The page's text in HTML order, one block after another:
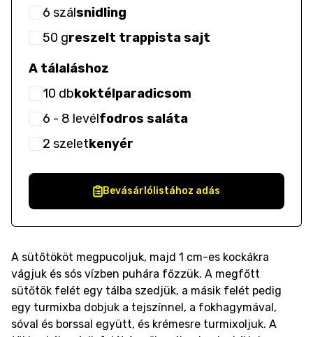
6 szálsnidling
50 greszelt trappista sajt
A tálaláshoz
10 dbkoktélparadicsom
6 - 8 levélfodros saláta
2 szeletkenyér
Bevásárlólistához adás
A sütőtököt megpucoljuk, majd 1 cm-es kockákra
vágjuk és sós vízben puhára főzzük. A megfőtt
sütőtök felét egy tálba szedjük, a másik felét pedig
egy turmixba dobjuk a tejszínnel, a fokhagymával,
sóval és borssal együtt, és krémesre turmixoljuk. A